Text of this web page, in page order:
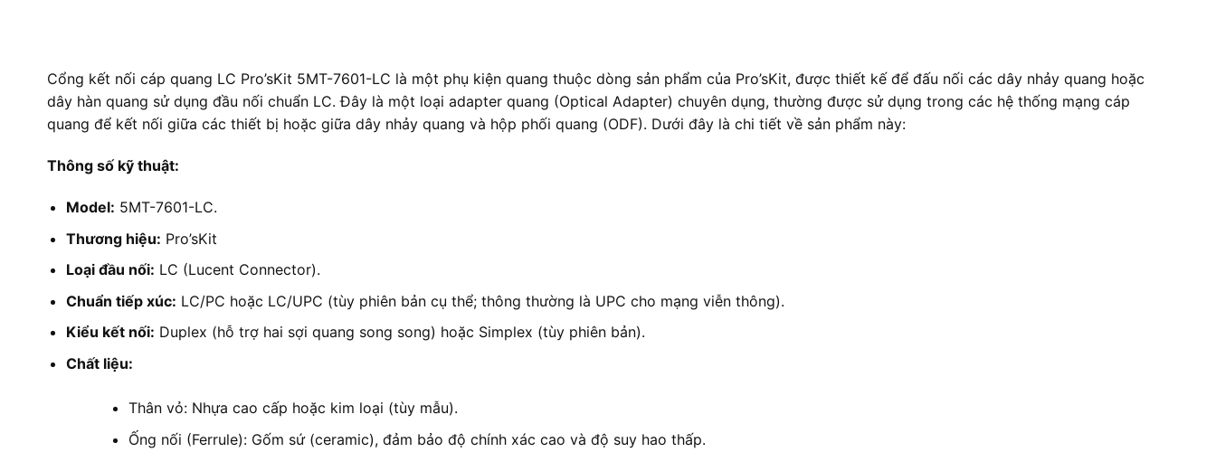
Cổng kết nối cáp quang LC Pro’sKit 5MT-7601-LC là một phụ kiện quang thuộc dòng sản phẩm của Pro’sKit, được thiết kế để đấu nối các dây nhảy quang hoặc
dây hàn quang sử dụng đầu nối chuẩn LC. Đây là một loại adapter quang (Optical Adapter) chuyên dụng, thường được sử dụng trong các hệ thống mạng cáp
quang để kết nối giữa các thiết bị hoặc giữa dây nhảy quang và hộp phối quang (ODF). Dưới đây là chi tiết về sản phẩm này:
Thông số kỹ thuật:
Model: 5MT-7601-LC.
Thương hiệu: Pro’sKit
Loại đầu nối: LC (Lucent Connector).
Chuẩn tiếp xúc: LC/PC hoặc LC/UPC (tùy phiên bản cụ thể; thông thường là UPC cho mạng viễn thông).
Kiểu kết nối: Duplex (hỗ trợ hai sợi quang song song) hoặc Simplex (tùy phiên bản).
Chất liệu:
Thân vỏ: Nhựa cao cấp hoặc kim loại (tùy mẫu).
Ống nối (Ferrule): Gốm sứ (ceramic), đảm bảo độ chính xác cao và độ suy hao thấp.